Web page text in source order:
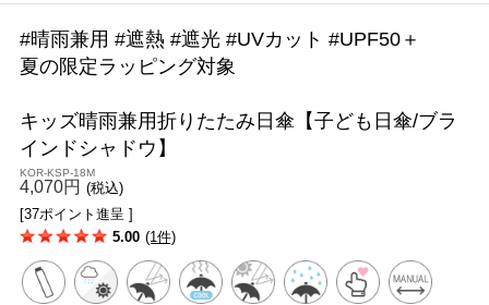
#晴雨兼用 #遮熱 #遮光 #UVカット #UPF50＋
夏の限定ラッピング対象
キッズ晴雨兼用折りたたみ日傘【子ども日傘/ブラ
インドシャドウ】
KOR-KSP-18M
4,070円 (税込)
[37ポイント進呈 ]
5.00 (1件)